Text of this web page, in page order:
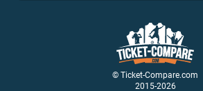
© Ticket-Compare.com
2015-2026